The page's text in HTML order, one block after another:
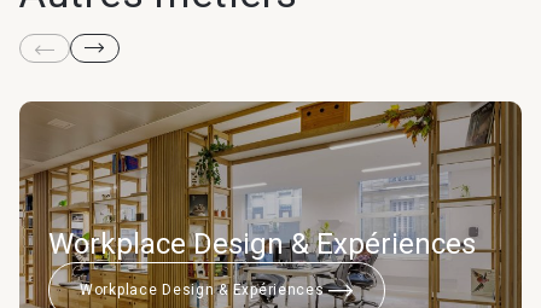
Workplace Design & Expériences
Workplace Design & Expériences